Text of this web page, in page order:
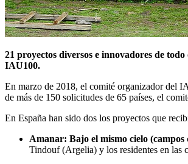
21 proyectos diversos e innovadores de
IAU100.
En marzo de 2018, el comité organizador del
de más de 150 solicitudes de 65 países, el
En España han sido dos los proyectos que
Amanar: Bajo el mismo cielo
Tindouf (Argelia) y los residentes en las